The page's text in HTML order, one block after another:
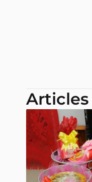
Articles